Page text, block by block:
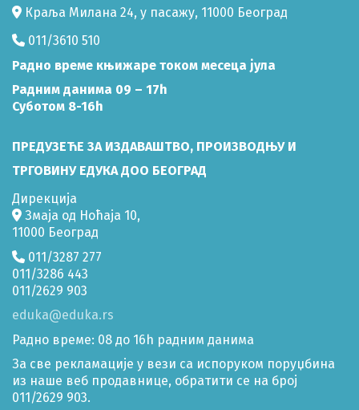
Краља Милана 24, у пасажу, 11000 Београд
011/3610 510
Радно време књижаре током месеца јула
Радним данима 09 – 17h
Суботом 8-16h
ПРЕДУЗЕЋЕ ЗА ИЗДАВАШТВО, ПРОИЗВОДЊУ И
ТРГОВИНУ ЕДУКА ДОО БЕОГРАД
Дирекција
Змаја од Ноћаја 10,
11000 Београд
011/3287 277
011/3286 443
011/2629 903
eduka@eduka.rs
Радно време: 08 до 16h радним данима
За све рекламације у вези са испоруком поруџбина
из наше веб продавнице, обратити се на број
011/2629 903.